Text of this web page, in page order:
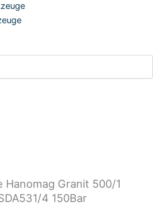
Hanomag Granit 500/1
4 150Bar